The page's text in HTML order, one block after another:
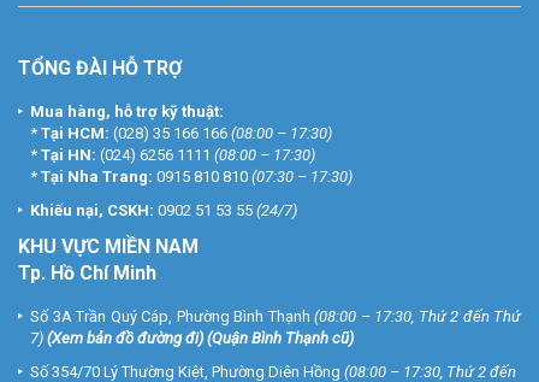
TỔNG ĐÀI HỖ TRỢ
Mua hàng, hỗ trợ kỹ thuật:
* Tại HCM: (028) 35 166 166 (08:00 – 17:30)
* Tại HN: (024) 6256 1111 (08:00 – 17:30)
* Tại Nha Trang: 0915 810 810 (07:30 – 17:30)
Khiếu nại, CSKH: 0902 51 53 55 (24/7)
KHU VỰC MIỀN NAM
Tp. Hồ Chí Minh
Số 3A Trần Quý Cáp, Phường Bình Thạnh (08:00 – 17:30, Thứ 2 đến Thứ
7) (Xem bản đồ đường đi) (Quận Bình Thạnh cũ)
Số 354/70 Lý Thường Kiệt, Phường Diên Hồng (08:00 – 17:30, Thứ 2 đến